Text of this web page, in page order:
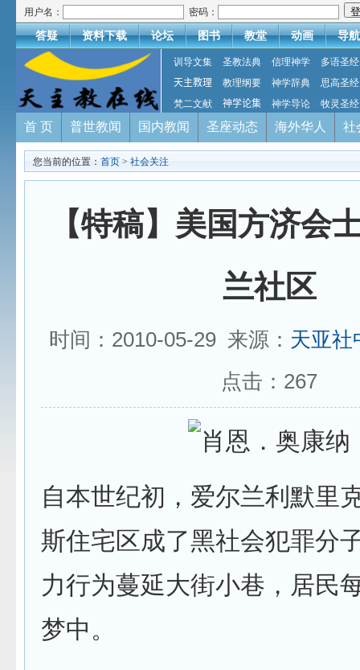
用户名： 密码：
答疑 资料下载 论坛 图书 教堂 动画 导航
训导文集 圣教法典 信理神学
多语圣经
天主教理
教理纲要 神学辞典
思高圣经
梵二文献
神学论集 神学导论 牧灵圣经
首 页 普世教闻 国内教闻 圣座动态 海外华人 社
您当前的位置： 首页 > 社会关注
【特稿】美国方济会
兰社区
时间：2010-05-29 来源： 天亚社
点击： 267
自本世纪初，爱尔兰利默里
斯住宅区成了黑社会犯罪分
力行为蔓延大街小巷，居民
梦中。